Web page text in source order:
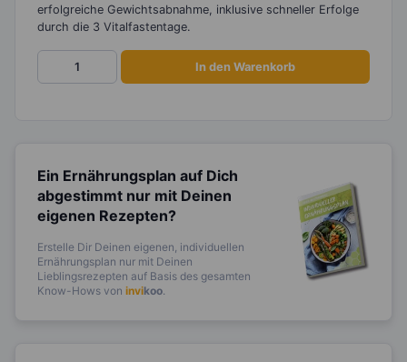
erfolgreiche Gewichtsabnahme, inklusive schneller Erfolge
durch die 3 Vitalfastentage.
Vegetarisches
Diätbuch
für
30
Tage
Menge
In den Warenkorb
Ein Ernährungsplan auf Dich
abgestimmt nur mit Deinen
eigenen Rezepten?
Erstelle Dir Deinen eigenen, individuellen
Ernährungsplan nur mit Deinen
Lieblingsrezepten auf Basis des gesamten
Know-Hows von invikoo